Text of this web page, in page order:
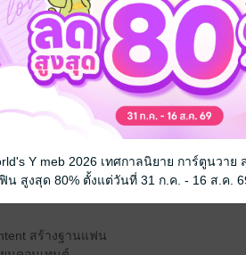
สินค้า
ง
บบ
หม่เขียนได้ทันที
ช้ PowerPoint
โนมัติผ่านระบบ ZOOM
ป็น QR Code
บปกด้วยโปรแกรม Adobe InDesign เรียน
รหัสสากลประจำหนังสือ มาตรฐาน และก
สร้างฐานแฟน
Y meb 2026 เทศกาลนิยาย การ์ตูนวาย
น สูงสุด 80% ตั้งแต่วันที่ 31 ก.ค. - 16 ส.ค.